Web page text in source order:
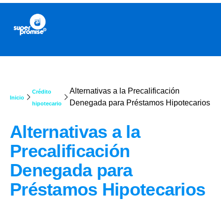
Inicio
Crédito
hipotecario
Alternativas a la Precalificación
Denegada para Préstamos Hipotecarios
Alternativas a la
Precalificación
Denegada para
Préstamos Hipotecarios